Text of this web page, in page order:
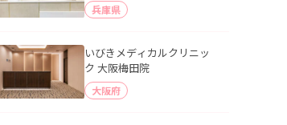
兵庫県
いびきメディカルクリニッ
ク 大阪梅田院
大阪府